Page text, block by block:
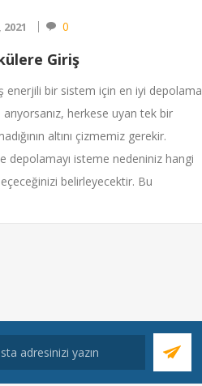
0
Giriş
enerjili bir sistem için en iyi depolama
herkese uyan tek bir
altını çizmemiz gerekir.
depolamayı isteme nedeniniz hangi
belirleyecektir. Bu